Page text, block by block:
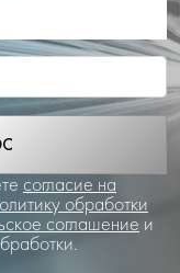
согласие на
обработки
соглашение и